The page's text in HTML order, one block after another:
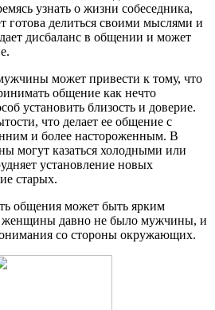
узнать о жизни собеседника,
готова делиться своими мыслями и
дисбаланс в общении и может
может привести к тому, что
общение как нечто
установить близость и доверие.
что делает ее общение с
и более настороженным. В
могут казаться холодными или
установление новых
старых.
общения может быть ярким
женщины давно не было мужчины, и
со стороны окружающих.